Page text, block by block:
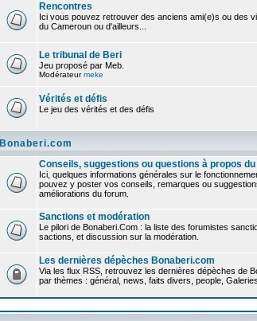
Rencontres
Ici vous pouvez retrouver des anciens ami(e)s ou des
du Cameroun ou d'ailleurs...
Le tribunal de Beri
Jeu proposé par Meb.
Modérateurmeke
Vérités et défis
Le jeu des vérités et des défis
Bonaberi.com
Conseils, suggestions ou questions à propos
Ici, quelques informations générales sur le
pouvez y poster vos conseils, remarques ou
améliorations du forum.
Sanctions et modération
Le pilori de Bonaberi.Com : la liste des forumistes
sactions, et discussion sur la modération.
Les dernières dépèches Bonaberi.com
Via les flux RSS, retrouvez les dernières dépèches de
par thèmes : général, news, faits divers, people, Galeries